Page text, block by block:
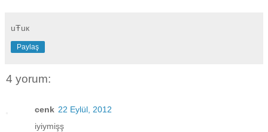
uŦuк
Paylaş
4 yorum:
cenk 22 Eylül, 2012
iyiymişş